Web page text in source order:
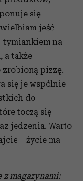
się
jeść
tymiankiem na
a także
zrobioną pizzę.
się je wspólnie
do
toczą się
jedzenia. Warto
– życie ma
z magazynami: